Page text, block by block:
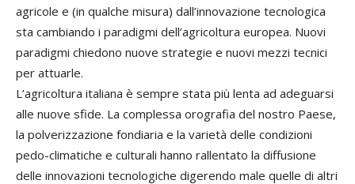
agricole e (in qualche misura) dall’innovazione tecnologica
sta cambiando i paradigmi dell’agricoltura europea. Nuovi
paradigmi chiedono nuove strategie e nuovi mezzi tecnici
per attuarle.
L’agricoltura italiana è sempre stata più lenta ad adeguarsi
alle nuove sfide. La complessa orografia del nostro Paese,
la polverizzazione fondiaria e la varietà delle condizioni
pedo-climatiche e culturali hanno rallentato la diffusione
delle innovazioni tecnologiche digerendo male quelle di altri